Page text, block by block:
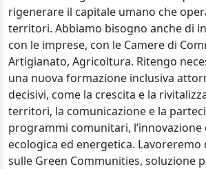
rigenerare il capitale umano che
territori. Abbiamo bisogno anche di
con le imprese, con le Camere di
Artigianato, Agricoltura. Ritengo
una nuova formazione inclusiva
decisivi, come la crescita e la
territori, la comunicazione e la
programmi comunitari, l’innovazione
ecologica ed energetica.
sulle Green Communities, soluzione